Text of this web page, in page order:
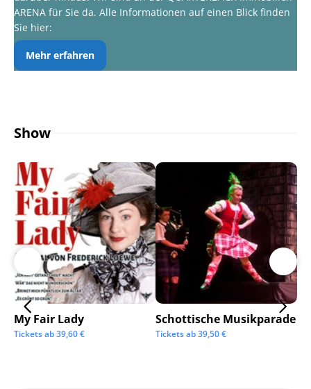
ARENA für Sie da. Alle Informationen auf einen Blick finden
Sie hier:
Mehr erfahren
Show
My Fair Lady
Tickets ab39,60€
Schottische Musikparade
Tickets ab39,50€